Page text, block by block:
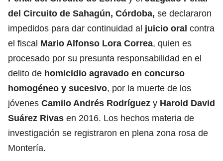
del Circuito de Sahagún, Córdoba, se declararon
impedidos para dar continuidad al juicio oral contra
el fiscal Mario Alfonso Lora Correa, quien es
procesado por su presunta responsabilidad en el
delito de homicidio agravado en concurso
homogéneo y sucesivo, por la muerte de los
jóvenes Camilo Andrés Rodríguez y Harold David
Suárez Rivas en 2016. Los hechos materia de
investigación se registraron en plena zona rosa de
Montería.